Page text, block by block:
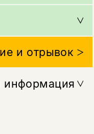
и отрывок
информация